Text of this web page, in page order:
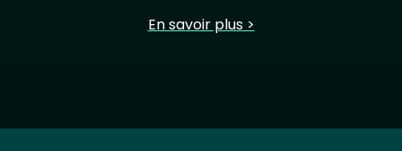
En savoir plus >